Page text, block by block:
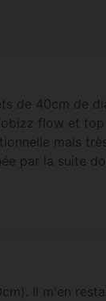
de 40cm de
flow et
mais
par la suite
Il m'en